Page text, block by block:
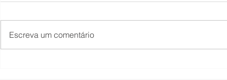
Escreva um comentário